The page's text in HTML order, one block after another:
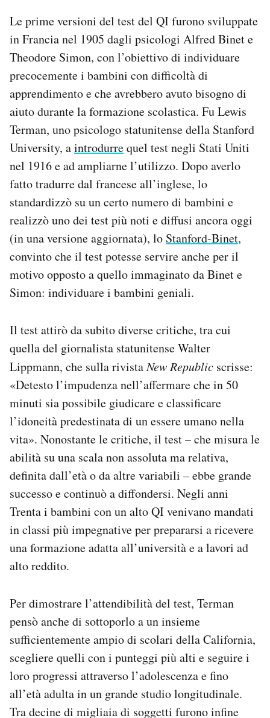
Le prime versioni del test del QI furono sviluppate
in Francia nel 1905 dagli psicologi Alfred Binet e
Theodore Simon, con l’obiettivo di individuare
precocemente i bambini con difficoltà di
apprendimento e che avrebbero avuto bisogno di
aiuto durante la formazione scolastica. Fu Lewis
Terman, uno psicologo statunitense della Stanford
University, aintrodurrequel test negli Stati Uniti
nel 1916 e ad ampliarne l’utilizzo. Dopo averlo
fatto tradurre dal francese all’inglese, lo
standardizzò su un certo numero di bambini e
realizzò uno dei test più noti e diffusi ancora oggi
(in una versione aggiornata), lo Stanford-Binet,
convinto che il test potesse servire anche per il
motivo opposto a quello immaginato da Binet e
Simon: individuare i bambini geniali.
Il test attirò da subito diverse critiche, tra cui
quella del giornalista statunitense Walter
Lippmann, che sulla rivistaNew Republic scrisse:
«Detesto l’impudenza nell’affermare che in 50
minuti sia possibile giudicare e classificare
l’idoneità predestinata di un essere umano nella
vita». Nonostante le critiche, il test – che misura le
abilità su una scala non assoluta ma relativa,
definita dall’età o da altre variabili – ebbe grande
successo e continuò a diffondersi. Negli anni
Trenta i bambini con un alto QI venivano mandati
in classi più impegnative per prepararsi a ricevere
una formazione adatta all’università e a lavori ad
alto reddito.
Per dimostrare l’attendibilità del test, Terman
pensò anche di sottoporlo a un insieme
sufficientemente ampio di scolari della California,
scegliere quelli con i punteggi più alti e seguire i
loro progressi attraverso l’adolescenza e fino
all’età adulta in un grande studio longitudinale.
Tra decine di migliaia di soggetti furono infine